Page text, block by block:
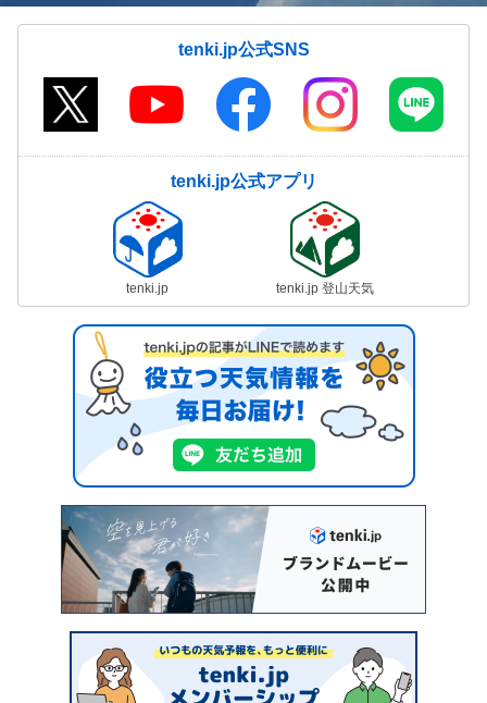
tenki.jp公式SNS
tenki.jp公式アプリ
tenki.jp tenki.jp 登山天気